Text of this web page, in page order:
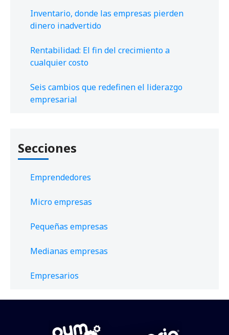
Inventario, donde las empresas pierden
dinero inadvertido
Rentabilidad: El fin del crecimiento a
cualquier costo
Seis cambios que redefinen el liderazgo
empresarial
Secciones
Emprendedores
Micro empresas
Pequeñas empresas
Medianas empresas
Empresarios